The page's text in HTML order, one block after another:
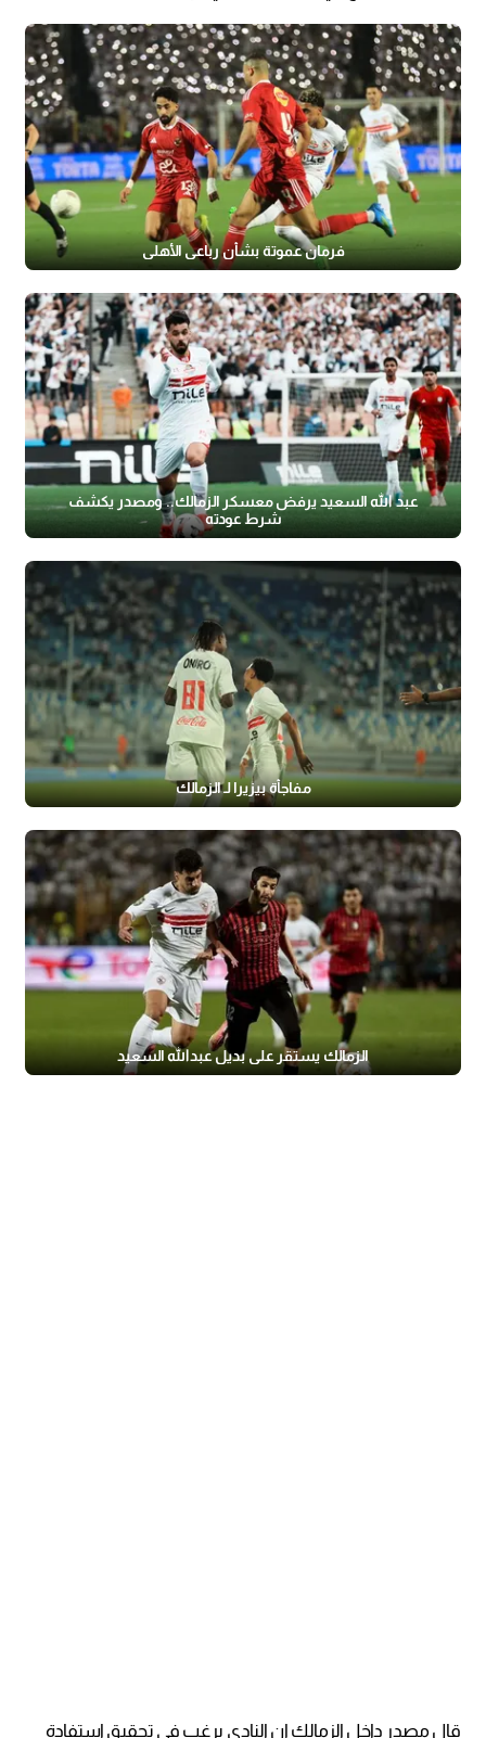
فرمان عموتة بشأن رباعي الأهلي
عبد الله السعيد يرفض معسكر الزمالك.. ومصدر يكشف
شرط عودته
مفاجأة بيزيرا لـ الزمالك
الزمالك يستقر على بديل عبدالله السعيد
قال مصدر داخل الزمالك إن النادي يرغب في تحقيق استفادة